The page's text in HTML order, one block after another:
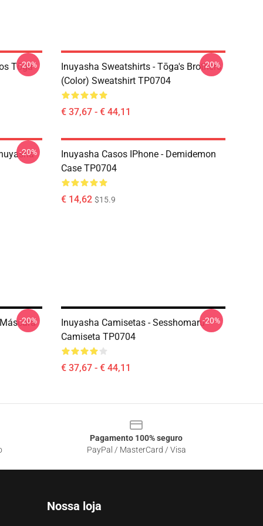
Tōga
-20%
Inuyasha Sweatshirts - Tōga's Brothers
(color) Sweatshirt TP0704
€ 37,67 - € 44,11
-20%
-20%
Inuyasha Casos IPhone - Demidemon
Case TP0704
€ 14,62 $15.9
-20%
Inuyasha Camisetas - Sesshomaru
Camiseta TP0704
€ 37,67 - € 44,11
-20%
Pagamento 100% seguro
PayPal / MasterCard / Visa
Nossa loja